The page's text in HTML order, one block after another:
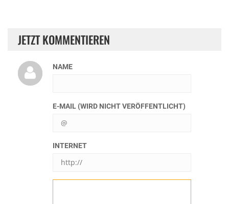
JETZT KOMMENTIEREN
NAME
E-MAIL (WIRD NICHT VERÖFFENTLICHT)
INTERNET